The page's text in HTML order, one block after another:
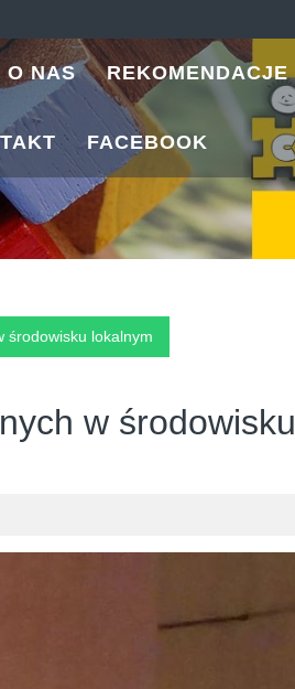
O NAS REKOMENDACJE
FACEBOOK
środowisku lokalnym
w środowisku